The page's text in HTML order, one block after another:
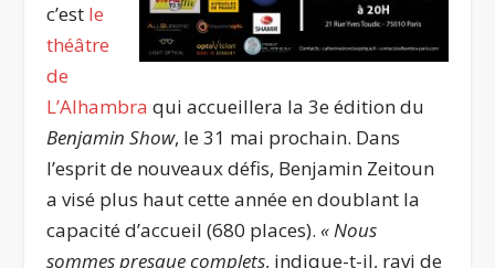
c’est le
théâtre
de
L’Alhambra qui accueillera la 3e édition du
Benjamin Show, le 31 mai prochain. Dans
l’esprit de nouveaux défis, Benjamin Zeitoun
a visé plus haut cette année en doublant la
capacité d’accueil (680 places).« Nous
sommes presque complets, indique-t-il, ravi de